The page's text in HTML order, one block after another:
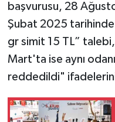
başvurusu, 28
Şubat 2025 tarihinde
gr simit 15 TL”
Mart'ta ise aynı
reddedildi" ifadelerini